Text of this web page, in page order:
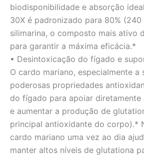
biodisponibilidade e absorção
30X é padronizado para 80%
silimarina, o composto mais ativo
para garantir a máxima eficácia.*
• Desintoxicação do fígado e
O cardo mariano, especialmente a
poderosas propriedades
do fígado para apoiar diretamente
e aumentar a produção de
principal antioxidante do corpo).*
cardo mariano uma vez ao dia
manter altos níveis de glutationa